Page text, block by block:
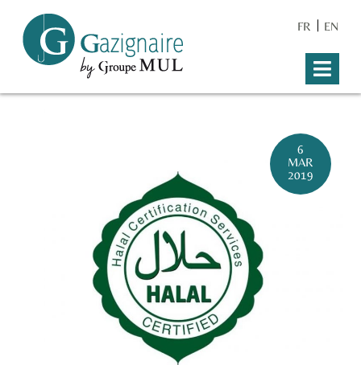
FR EN
6
MAR
2019